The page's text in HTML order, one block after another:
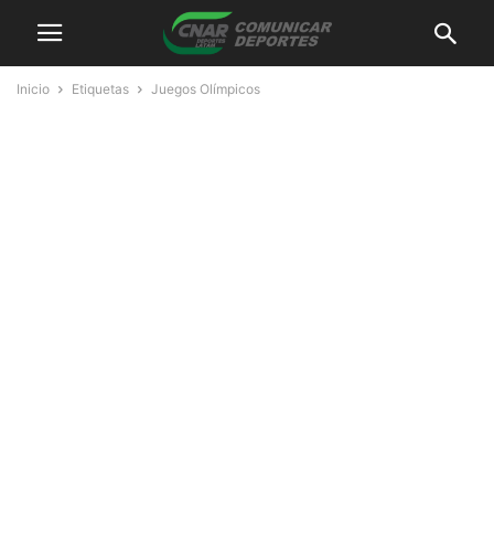
Inicio Etiquetas Juegos Olímpicos